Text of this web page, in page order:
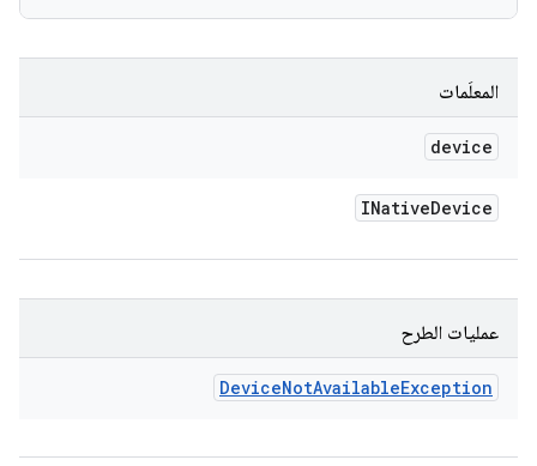
المعلَمات
device
INativeDevice
عمليات الطرح
DeviceNotAvailableException